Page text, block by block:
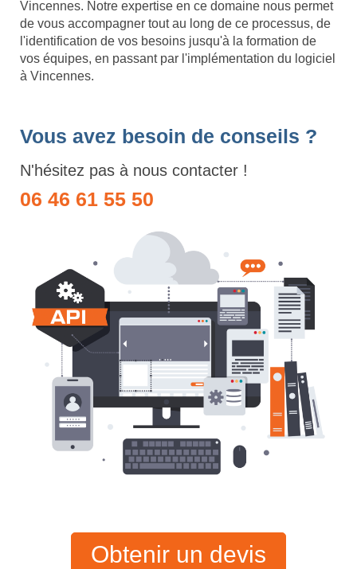
Vincennes. Notre expertise en ce domaine nous permet
de vous accompagner tout au long de ce processus, de
l'identification de vos besoins jusqu'à la formation de
vos équipes, en passant par l'implémentation du logiciel
à Vincennes.
Vous avez besoin de conseils ?
N'hésitez pas à nous contacter !
06 46 61 55 50
Obtenir un devis